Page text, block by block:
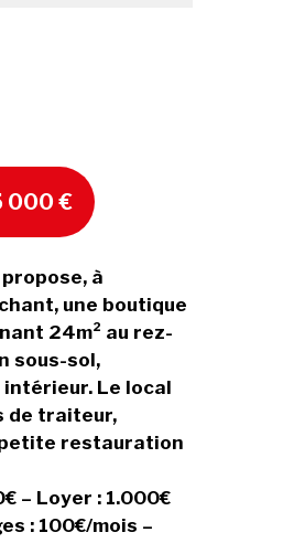
000 €
propose, à
une boutique
24m² au rez-
sous-sol,
Le local
de traiteur,
restauration
– Loyer : 1.000€
: 100€/mois –